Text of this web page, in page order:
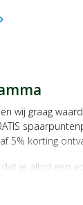
chevron_right
wij graag
5% korting
je altijd een
ontvang je per